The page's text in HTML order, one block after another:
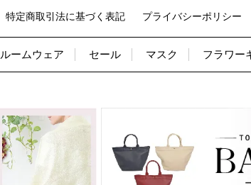
特定商取引法に基づく表記 プライバシーポリシー
ルームウェア セール マスク フラワー